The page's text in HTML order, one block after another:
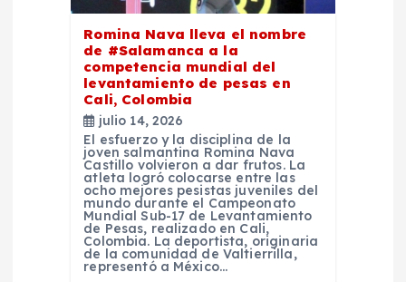
Romina Nava lleva el nombre
de #Salamanca a la
competencia mundial del
levantamiento de pesas en
Cali, Colombia
julio 14, 2026
El esfuerzo y la disciplina de la
joven salmantina Romina Nava
Castillo volvieron a dar frutos. La
atleta logró colocarse entre las
ocho mejores pesistas juveniles del
mundo durante el Campeonato
Mundial Sub-17 de Levantamiento
de Pesas, realizado en Cali,
Colombia. La deportista, originaria
de la comunidad de Valtierrilla,
representó a México…